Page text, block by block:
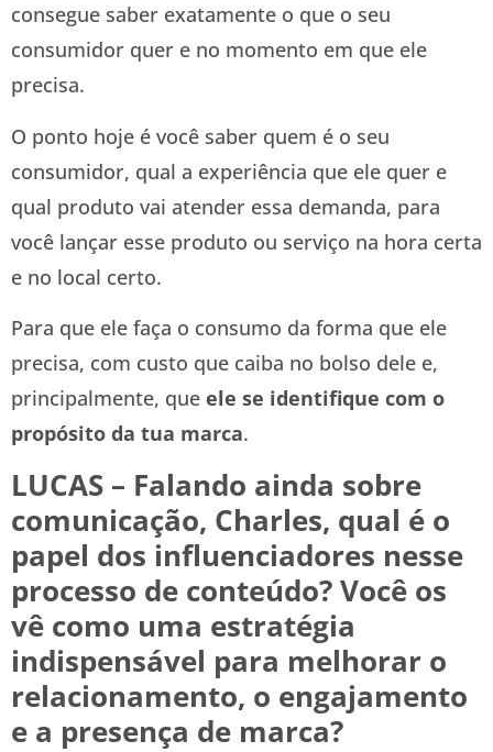
consegue saber exatamente o que o seu
consumidor quer e no momento em que ele
precisa.
O ponto hoje é você saber quem é o seu
consumidor, qual a experiência que ele quer e
qual produto vai atender essa demanda, para
você lançar esse produto ou serviço na hora certa
e no local certo.
Para que ele faça o consumo da forma que ele
precisa, com custo que caiba no bolso dele e,
principalmente, que ele se identifique com o
propósito da tua marca.
LUCAS – Falando ainda sobre
comunicação, Charles, qual é o
papel dos influenciadores nesse
processo de conteúdo? Você os
vê como uma estratégia
indispensável para melhorar o
relacionamento, o engajamento
e a presença de marca?